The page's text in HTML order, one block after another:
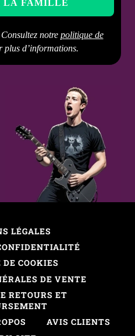
notre politique de
plus d’informations.
LÉGALES
COOKIES
DE VENTE
RETOURS ET
AVIS CLIENTS